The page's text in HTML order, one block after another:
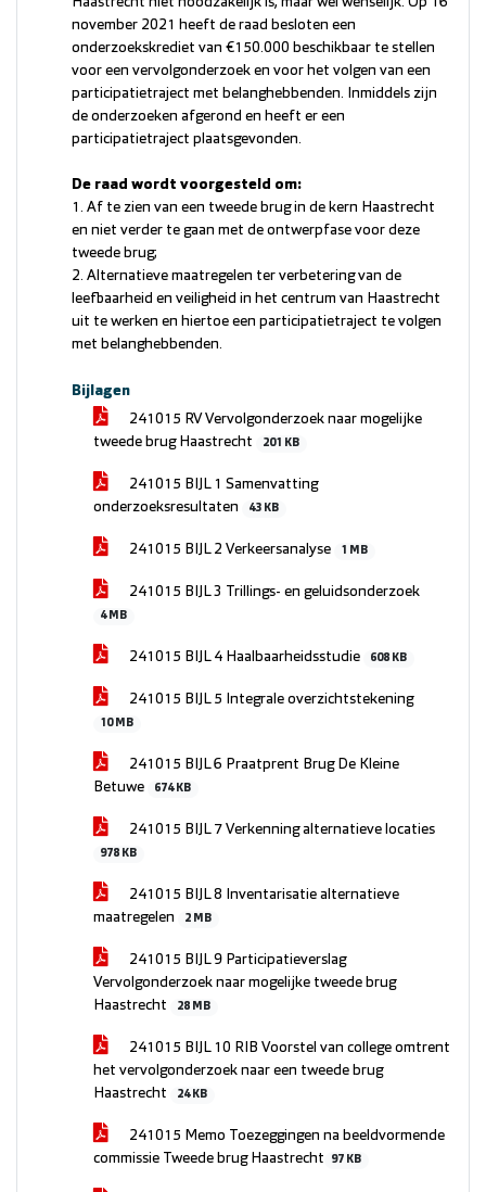
november 2021 heeft de raad besloten een
onderzoekskrediet van €150.000 beschikbaar te stellen
voor een vervolgonderzoek en voor het volgen van een
participatietraject met belanghebbenden. Inmiddels zijn
de onderzoeken afgerond en heeft er een
participatietraject plaatsgevonden.
De raad wordt voorgesteld om:
1. Af te zien van een tweede brug in de kern Haastrecht
en niet verder te gaan met de ontwerpfase voor deze
tweede brug;
2. Alternatieve maatregelen ter verbetering van de
leefbaarheid en veiligheid in het centrum van Haastrecht
uit te werken en hiertoe een participatietraject te volgen
met belanghebbenden.
Bijlagen
241015 RV Vervolgonderzoek naar mogelijke
tweede brug Haastrecht
201 KB
241015 BIJL 1 Samenvatting
onderzoeksresultaten
43 KB
241015 BIJL 2 Verkeersanalyse 1 MB
241015 BIJL 3 Trillings- en geluidsonderzoek
4 MB
241015 BIJL 4 Haalbaarheidsstudie 608 KB
241015 BIJL 5 Integrale overzichtstekening
10 MB
241015 BIJL 6 Praatprent Brug De Kleine
Betuwe
674 KB
241015 BIJL 7 Verkenning alternatieve locaties
978 KB
241015 BIJL 8 Inventarisatie alternatieve
maatregelen
2 MB
241015 BIJL 9 Participatieverslag
Vervolgonderzoek naar mogelijke tweede brug
Haastrecht
28 MB
241015 BIJL 10 RIB Voorstel van college omtrent
het vervolgonderzoek naar een tweede brug
Haastrecht
24 KB
241015 Memo ​​Toezeggingen na beeldvormende
commissie Tweede brug Haastrecht​
97 KB